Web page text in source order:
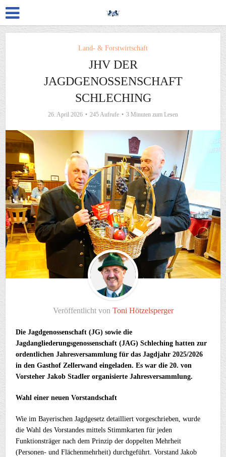
Land- & Forstwirtschaft
JHV DER
JAGDGENOSSENSCHAFT
SCHLECHING
26. April 2026 245 Aufrufe 3 Minuten zum Lesen
Veröffentlicht von Toni Hötzelsperger
Die Jagdgenossenschaft (JG) sowie die
Jagdangliederungsgenossenschaft (JAG) Schleching hatten zur
ordentlichen Jahresversammlung für das Jagdjahr 2025/2026
in den Gasthof Zellerwand eingeladen. Es war die 20. von
Vorsteher Jakob Stadler organisierte Jahresversammlung.
Wahl einer neuen Vorstandschaft
Wie im Bayerischen Jagdgesetz detailliert vorgeschrieben, wurde
die Wahl des Vorstandes mittels Stimmkarten für jeden
Funktionsträger nach dem Prinzip der doppelten Mehrheit
(Personen- und Flächenmehrheit) durchgeführt. Vorstand Jakob